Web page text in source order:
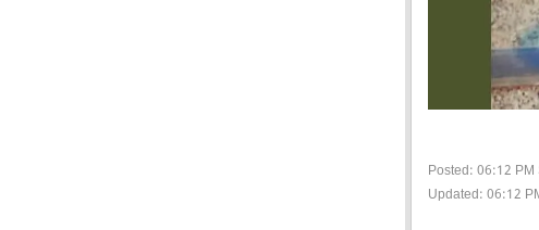
Posted: 06:12 PM
Updated: 06:12